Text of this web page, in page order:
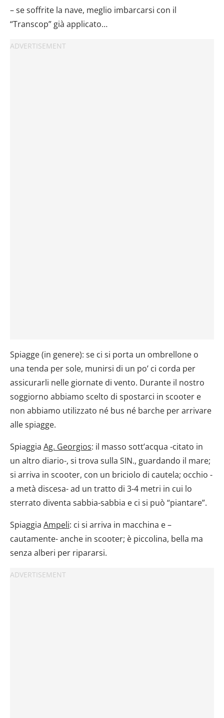
– se soffrite la nave, meglio imbarcarsi con il
“Transcop” già applicato…
Spiagge (in genere): se ci si porta un ombrellone o
una tenda per sole, munirsi di un po’ ci corda per
assicurarli nelle giornate di vento. Durante il nostro
soggiorno abbiamo scelto di spostarci in scooter e
non abbiamo utilizzato né bus né barche per arrivare
alle spiagge.
Spiaggia Ag. Georgios: il masso sott’acqua -citato in
un altro diario-, si trova sulla SIN., guardando il mare;
si arriva in scooter, con un briciolo di cautela; occhio -
a metà discesa- ad un tratto di 3-4 metri in cui lo
sterrato diventa sabbia-sabbia e ci si può “piantare”.
Spiaggia Ampeli: ci si arriva in macchina e –
cautamente- anche in scooter; è piccolina, bella ma
senza alberi per ripararsi.